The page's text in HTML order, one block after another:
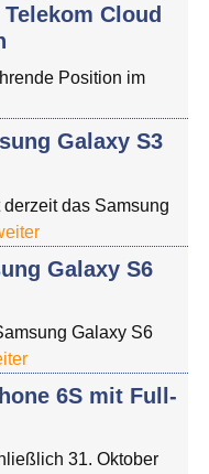
Cloud
Position im
Galaxy S3
das Samsung
Galaxy S6
Galaxy S6
6S mit Full-
31. Oktober